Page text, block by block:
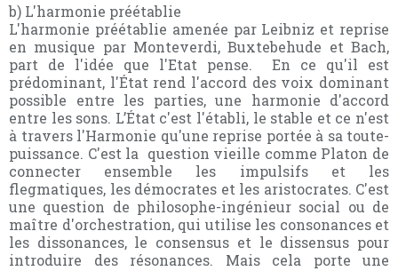
b) L'harmonie préétablie
L'harmonie préétablie amenée par Leibniz et reprise
en musique par Monteverdi, Buxtebehude et Bach,
part de l'idée que l'Etat pense. En ce qu'il est
prédominant, l'État rend l'accord des voix dominant
possible entre les parties, une harmonie d'accord
entre les sons. L’État c'est l'établi, le stable et ce n'est
à travers l'Harmonie qu'une reprise portée à sa toute-
puissance. C'est la question vieille comme Platon de
connecter ensemble les impulsifs et les
flegmatiques, les démocrates et les aristocrates. C'est
une question de philosophe-ingénieur social ou de
maître d'orchestration, qui utilise les consonances et
les dissonances, le consensus et le dissensus pour
introduire des résonances. Mais cela porte une